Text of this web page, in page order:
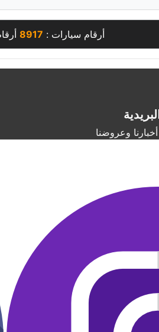
أرقام سيارات : 8917
وعروضنا